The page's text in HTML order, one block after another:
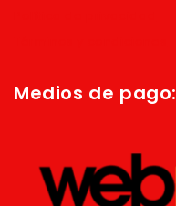
Medios de pago: